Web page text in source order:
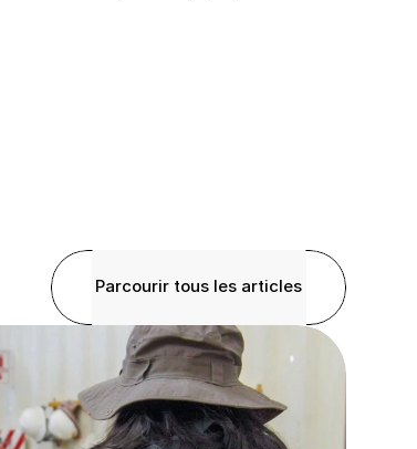
Parcourir tous les articles